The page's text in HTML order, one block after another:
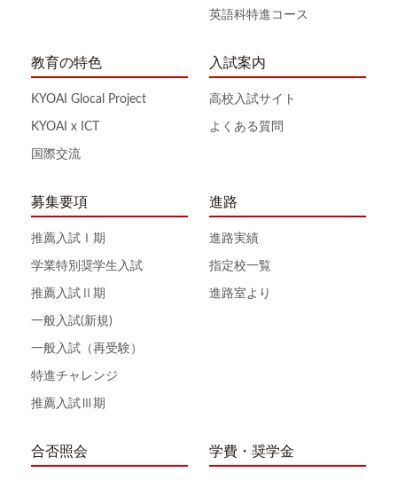
英語科特進コース
教育の特色
KYOAI Glocal Project
KYOAI x ICT
国際交流
入試案内
高校入試サイト
よくある質問
募集要項
推薦入試Ⅰ期
学業特別奨学生入試
推薦入試Ⅱ期
一般入試(新規)
一般入試（再受験）
特進チャレンジ
推薦入試Ⅲ期
進路
進路実績
指定校一覧
進路室より
合否照会 学費・奨学金